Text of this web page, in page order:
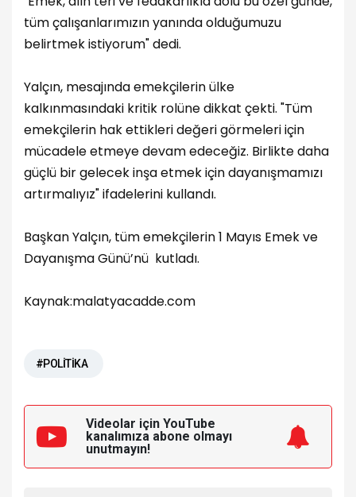
tüm çalışanlarımızın yanında olduğumuzu
belirtmek istiyorum" dedi.
Yalçın, mesajında emekçilerin ülke
kalkınmasındaki kritik rolüne dikkat çekti. "Tüm
emekçilerin hak ettikleri değeri görmeleri için
mücadele etmeye devam edeceğiz. Birlikte daha
güçlü bir gelecek inşa etmek için dayanışmamızı
artırmalıyız" ifadelerini kullandı.
Başkan Yalçın, tüm emekçilerin 1 Mayıs Emek ve
Dayanışma Günü’nü kutladı.
Kaynak:malatyacadde.com
#POLİTİKA
Videolar için YouTube
kanalımıza abone olmayı
unutmayın!